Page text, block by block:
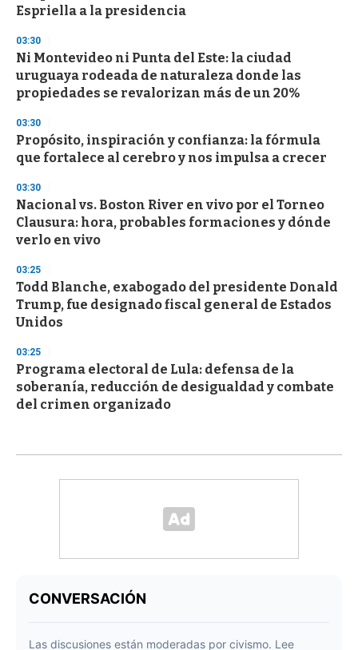
Espriella a la presidencia
03:30
Ni Montevideo ni Punta del Este: la ciudad
uruguaya rodeada de naturaleza donde las
propiedades se revalorizan más de un 20%
03:30
Propósito, inspiración y confianza: la fórmula
que fortalece al cerebro y nos impulsa a crecer
03:30
Nacional vs. Boston River en vivo por el Torneo
Clausura: hora, probables formaciones y dónde
verlo en vivo
03:25
Todd Blanche, exabogado del presidente Donald
Trump, fue designado fiscal general de Estados
Unidos
03:25
Programa electoral de Lula: defensa de la
soberanía, reducción de desigualdad y combate
del crimen organizado